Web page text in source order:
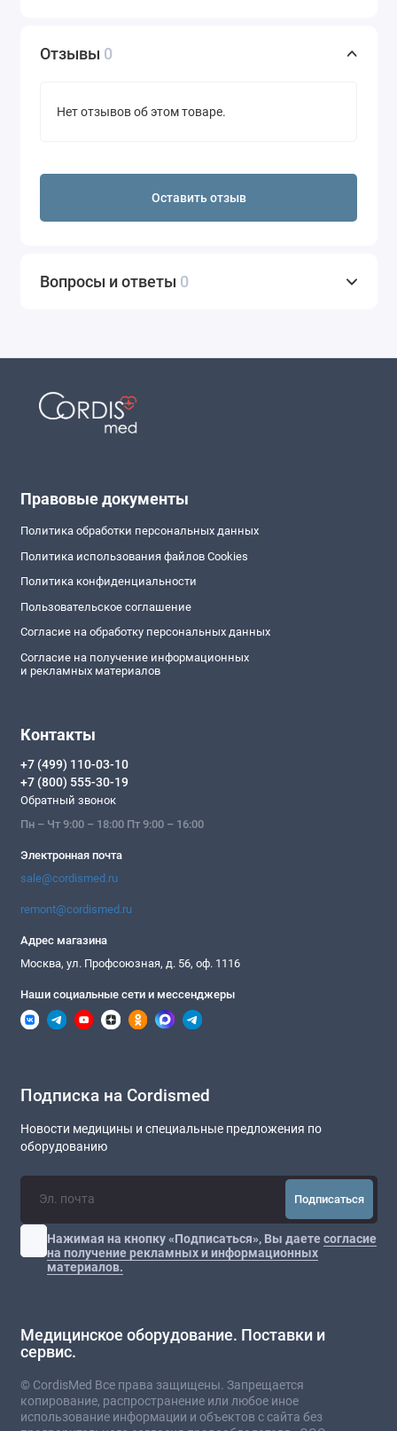
Отзывы 0
Нет отзывов об этом товаре.
Оставить отзыв
Вопросы и ответы 0
Правовые документы
Политика обработки персональных данных
Политика использования файлов Cookies
Политика конфиденциальности
Пользовательское соглашение
Согласие на обработку персональных данных
Согласие на получение информационных
и рекламных материалов
Контакты
+7 (499) 110-03-10
+7 (800) 555-30-19
Обратный звонок
Пн – Чт 9:00 – 18:00 Пт 9:00 – 16:00
Электронная почта
sale@cordismed.ru
remont@cordismed.ru
Адрес магазина
Москва, ул. Профсоюзная, д. 56, оф. 1116
Наши социальные сети и мессенджеры
Подписка на Cordismed
Новости медицины и специальные предложения по
оборудованию
Подписаться
Нажимая на кнопку «Подписаться», Вы даетесогласие
на получение рекламных и информационных
материалов.
Медицинское оборудование. Поставки и
сервис.
© CordisMed Все права защищены. Запрещается
копирование, распространение или любое иное
использование информации и объектов с сайта без